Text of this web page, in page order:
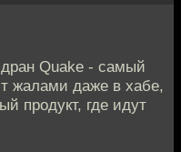
Quake - самый
жалами даже в хабе,
продукт, где идут